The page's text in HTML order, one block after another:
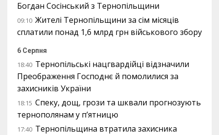
Богдан Сосінський з Тернопільщини
09:10 Жителі Тернопільщини за сім місяців
сплатили понад 1,6 млрд грн військового збору
6 Серпня
18:40 Тернопільські нацгвардійці відзначили
Преображення Господнє й помолилися за
захисників України
18:15 Спеку, дощ, грози та шквали прогнозують
тернополянам у п’ятницю
17:40 Тернопільщина втратила захисника